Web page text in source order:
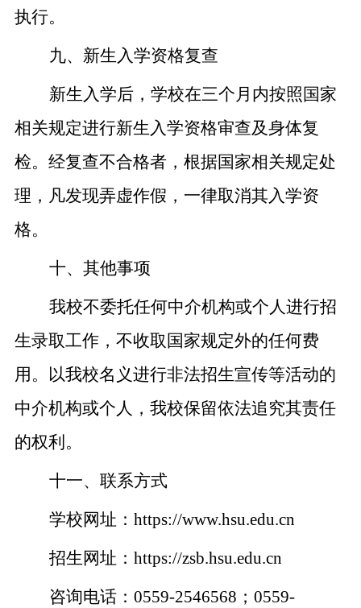
执行。
九、新生入学资格复查
新生入学后，学校在三个月内按照国家
相关规定进行新生入学资格审查及身体复
检。经复查不合格者，根据国家相关规定处
理，凡发现弄虚作假，一律取消其入学资
格。
十、其他事项
我校不委托任何中介机构或个人进行招
生录取工作，不收取国家规定外的任何费
用。以我校名义进行非法招生宣传等活动的
中介机构或个人，我校保留依法追究其责任
的权利。
十一、联系方式
学校网址： https://www.hsu.edu.cn
招生网址： https://zsb.hsu.edu.cn
咨询电话： 0559-2546568 ； 0559-